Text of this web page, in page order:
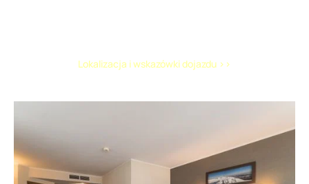
Lokalizacja i wskazówki dojazdu >>